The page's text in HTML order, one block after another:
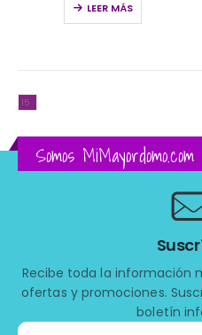
LEER MÁS
Somos MiMayordomo.com
Recibe toda la información
ofertas y promociones.
boletín